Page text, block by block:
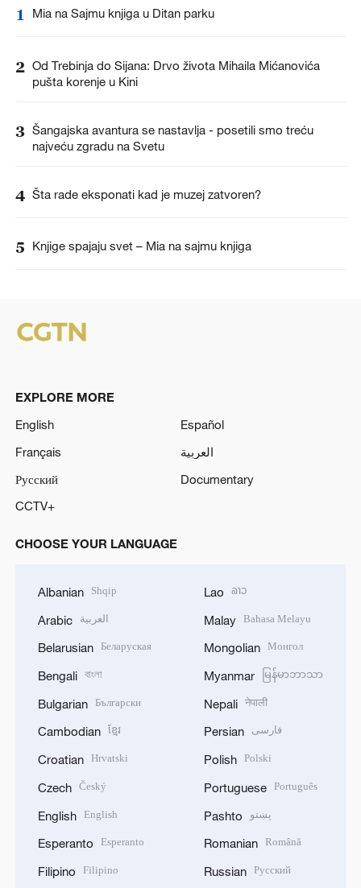
1 Mia na Sajmu knjiga u Ditan parku
2 Od Trebinja do Sijana: Drvo života Mihaila Mićanovića
pušta korenje u Kini
3 Šangajska avantura se nastavlja - posetili smo treću
najveću zgradu na Svetu
4 Šta rade eksponati kad je muzej zatvoren?
5 Knjige spajaju svet – Mia na sajmu knjiga
EXPLORE MORE
English
Español
Français
العربية
Русский
Documentary
CCTV+
CHOOSE YOUR LANGUAGE
Albanian Shqip
Arabic العربية
Belarusian Беларуская
Bengali বাংলা
Bulgarian Български
Cambodian ខ្មែរ
Croatian Hrvatski
Czech Český
English English
Esperanto Esperanto
Filipino Filipino
Lao ລາວ
Malay Bahasa Melayu
Mongolian Монгол
Myanmar မြန်မာဘာသာ
Nepali नेपाली
Persian فارسی
Polish Polski
Portuguese Português
Pashto پښتو
Romanian Română
Russian Русский